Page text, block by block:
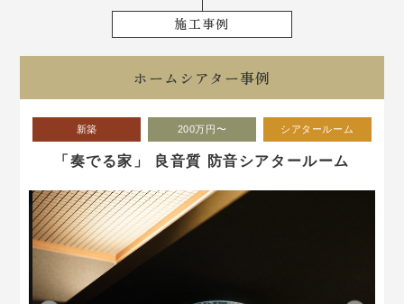
施工事例
ホームシアター事例
新築 200万円〜 シアタールーム
「奏でる家」 良音質 防音シアタールーム